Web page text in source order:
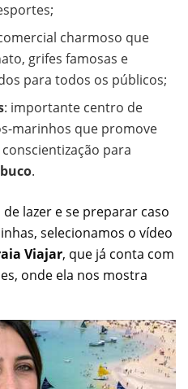
charmoso que
grifes famosas e
para todos os públicos;
: importante centro de
marinhos que promove
para
.
lazer e se preparar caso
selecionamos o vídeo
Viajar, que já conta com
onde ela nos mostra